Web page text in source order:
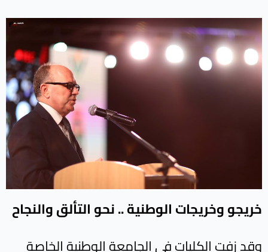
خريجو وخريجات الوطنية .. نحو التألق والنجاح
وقد زفت الكليات في الجامعة الوطنية الخاصة